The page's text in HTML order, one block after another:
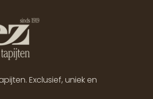
Exclusief, uniek en